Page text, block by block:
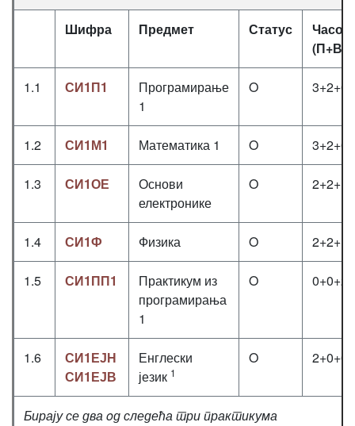
Шифра Предмет Статус
1.1 СИ1П1
Програмирање
1
O 3+2+0
1.2 СИ1М1 Математика 1 O 3+2+0
1.3 СИ1ОЕ
Основи
електронике
O 2+2+1
1.4 СИ1Ф Физика O 2+2+1
1.5 СИ1ПП1
Практикум из
програмирања
1
O 0+0+2
1.6
СИ1ЕЈН
СИ1ЕЈВ
Енглески
језик 1
O 2+0+0
Бирају се два oд следећа три практикума